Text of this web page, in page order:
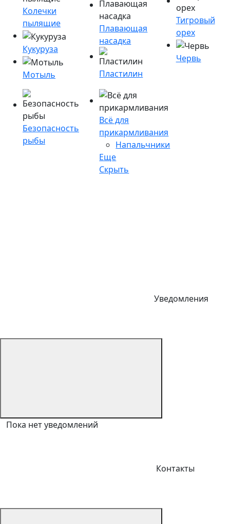
Колечки
пылящие
Кукуруза
Мотыль
Плавающая
насадка
Пластилин
Тигровый
орех
Червь
Безопасность
рыбы
Всё для
прикармливания
Напальчники
Еще
Скрыть
Уведомления
Пока нет уведомлений
Контакты